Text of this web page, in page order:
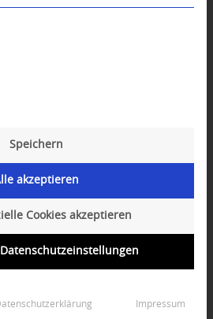
Kommentar!
der Service-Gruppen, für die
Speichern
akzeptieren
Cookies akzeptieren
Impressum